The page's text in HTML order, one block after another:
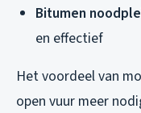
Bitumen
en effectief
Het voordeel van
open vuur meer